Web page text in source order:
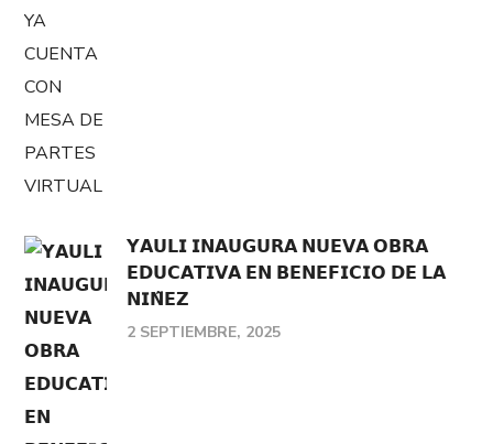
𝗬𝗔𝗨𝗟𝗜 𝗜𝗡𝗔𝗨𝗚𝗨𝗥𝗔 𝗡𝗨𝗘𝗩𝗔 𝗢𝗕𝗥𝗔
𝗘𝗗𝗨𝗖𝗔𝗧𝗜𝗩𝗔 𝗘𝗡 𝗕𝗘𝗡𝗘𝗙𝗜𝗖𝗜𝗢 𝗗𝗘 𝗟𝗔
𝗡𝗜𝗡̃𝗘𝗭
2 SEPTIEMBRE, 2025